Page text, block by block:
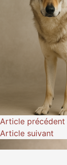
Article précédent
Article suivant